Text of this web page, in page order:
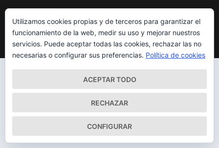
Diseñado porElegant Themes| Desarrollado porWordPress
Mapa del Sitio Aviso Legal
Política de cookies
Qué somos
Quiénes somos Contacto
Utilizamos cookies propias y de terceros para garantizar el
funcionamiento de la web, medir su uso y mejorar nuestros
servicios. Puede aceptar todas las cookies, rechazar las no
necesarias o configurar sus preferencias. Política de cookies
ACEPTAR TODO
RECHAZAR
CONFIGURAR